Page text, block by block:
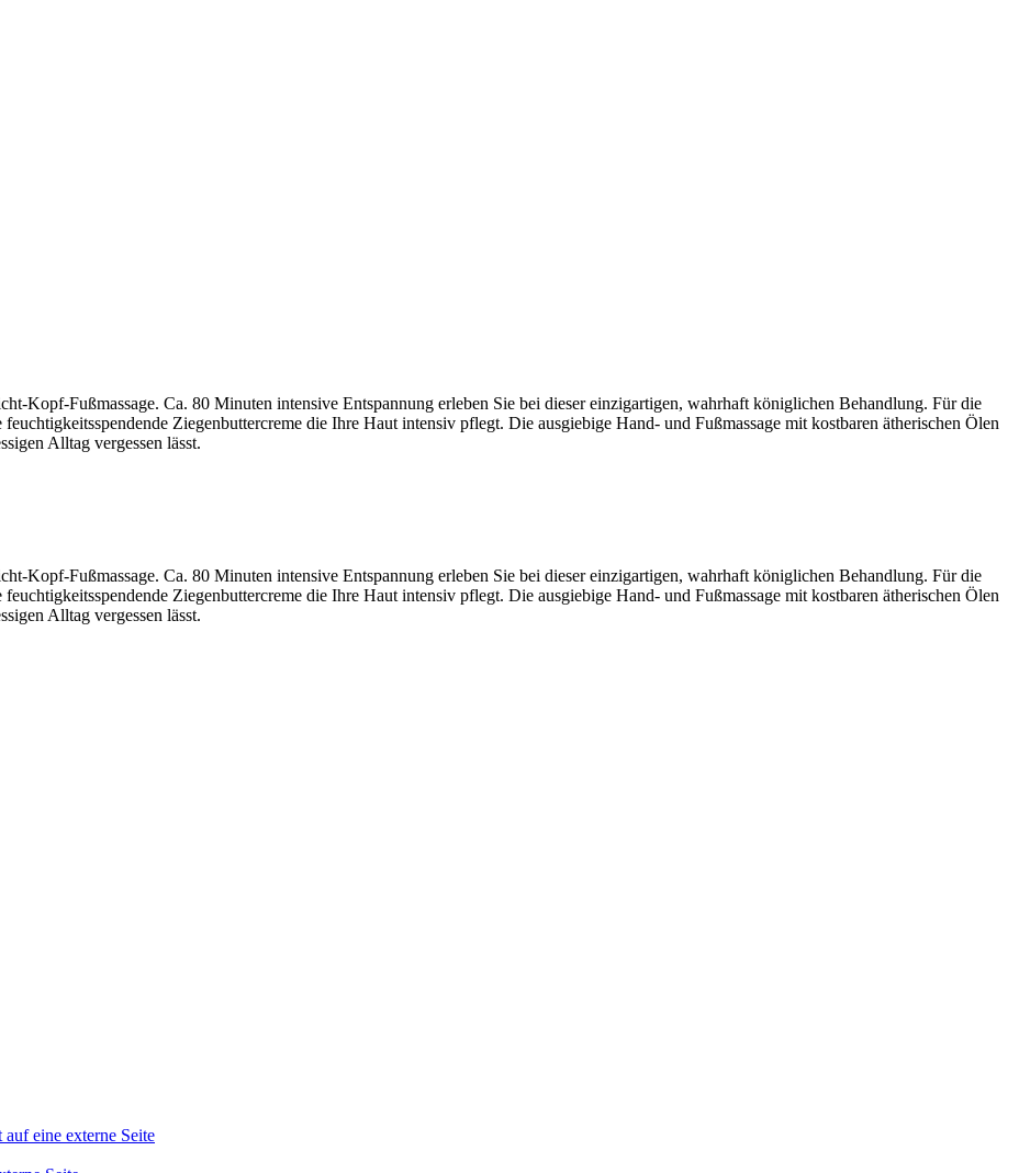
Kopf-Fußmassage. Ca. 80 Minuten intensive Entspannung erleben Sie bei dieser einzigartigen, wahrhaft königlichen Behandlung. Für die
Ziegenbuttercreme die Ihre Haut intensiv pflegt. Die ausgiebige Hand- und Fußmassage mit kostbaren ätherischen Ölen
Alltag vergessen lässt.
Kopf-Fußmassage. Ca. 80 Minuten intensive Entspannung erleben Sie bei dieser einzigartigen, wahrhaft königlichen Behandlung. Für die
Ziegenbuttercreme die Ihre Haut intensiv pflegt. Die ausgiebige Hand- und Fußmassage mit kostbaren ätherischen Ölen
Alltag vergessen lässt.
auf eine externe Seite